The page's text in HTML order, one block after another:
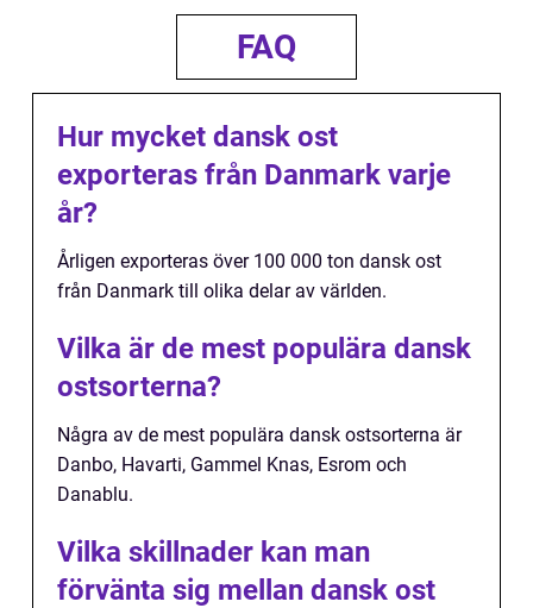
FAQ
Hur mycket dansk ost
exporteras från Danmark varje
år?
Årligen exporteras över 100 000 ton dansk ost
från Danmark till olika delar av världen.
Vilka är de mest populära dansk
ostsorterna?
Några av de mest populära dansk ostsorterna är
Danbo, Havarti, Gammel Knas, Esrom och
Danablu.
Vilka skillnader kan man
förvänta sig mellan dansk ost